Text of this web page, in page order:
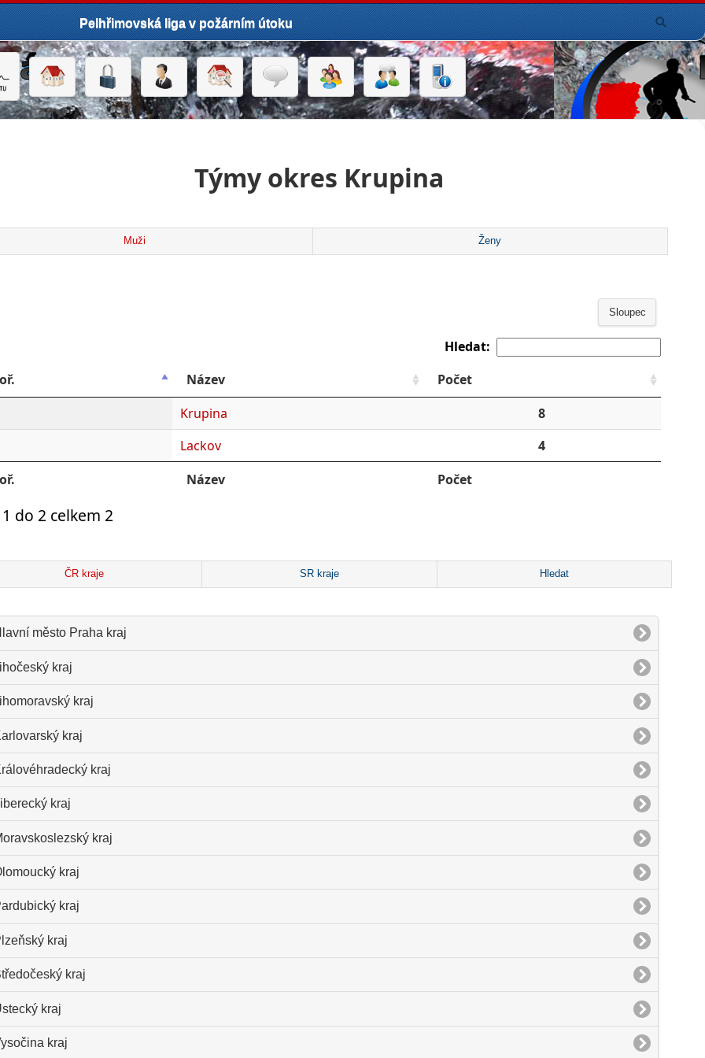
Pelhřimovská liga v požárním útoku
Týmy okres Krupina
Muži Ženy
Sloupec
Hledat:
Název
Počet
Krupina
8
Lackov
4
Název Počet
do 2 celkem 2
ČR kraje SR kraje Hledat
město Praha kraj
kraj
kraj
kraj
kraj
kraj
kraj
kraj
kraj
kraj
kraj
kraj
kraj